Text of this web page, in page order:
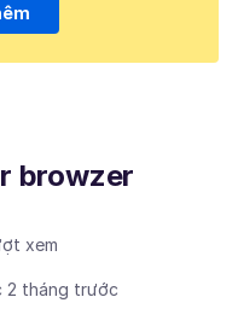
browzer
xem
2 tháng trước